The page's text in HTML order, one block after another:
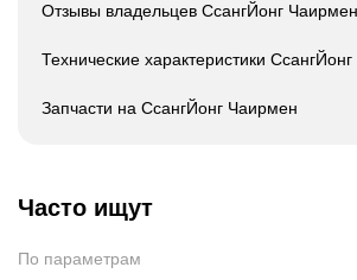
Отзывы владельцев СсангЙонг Чаирмен
Технические характеристики
Запчасти на СсангЙонг Чаирмен
Часто ищут
По параметрам